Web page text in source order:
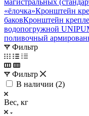
«ёлочка»Кронштейн
баковКронштейн
водопогружной
поливочный
Фильтр
Фильтр
В наличии (2)
Вес, кг